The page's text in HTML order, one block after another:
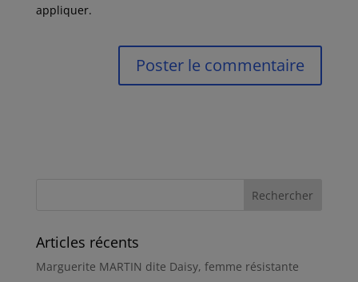
appliquer.
Articles récents
Marguerite MARTIN dite Daisy, femme résistante